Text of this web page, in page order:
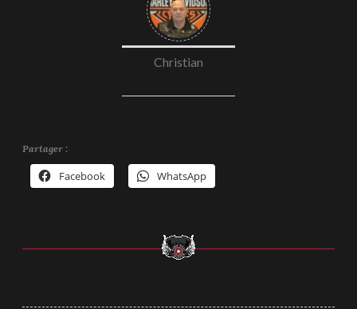
Christian
Partager :
Facebook WhatsApp